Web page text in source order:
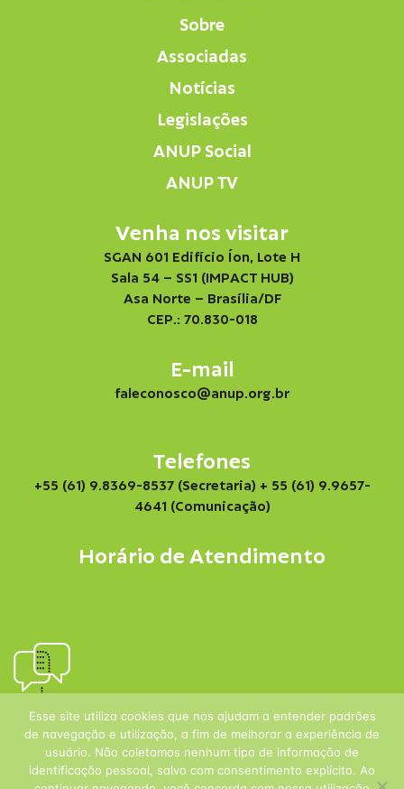
Sobre
Associadas
Notícias
Legislações
ANUP Social
ANUP TV
Venha nos visitar
SGAN 601 Edifício Íon, Lote H
Sala 54 – SS1 (IMPACT HUB)
Asa Norte – Brasília/DF
CEP.: 70.830-018
E-mail
faleconosco@anup.org.br
Telefones
+55 (61) 9.8369-8537 (Secretaria) + 55 (61) 9.9657-
4641 (Comunicação)
Horário de Atendimento
Esse site utiliza cookies que nos ajudam a entender padrões
de navegação e utilização, a fim de melhorar a experiência de
usuário. Não coletamos nenhum tipo de informação de
identificação pessoal, salvo com consentimento explícito. Ao